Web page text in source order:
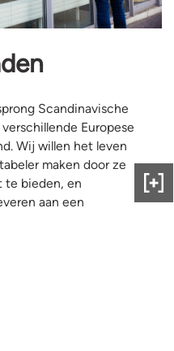
Scandinavische
Europese
Wij willen het leven
maken door ze
te bieden, en
aan een